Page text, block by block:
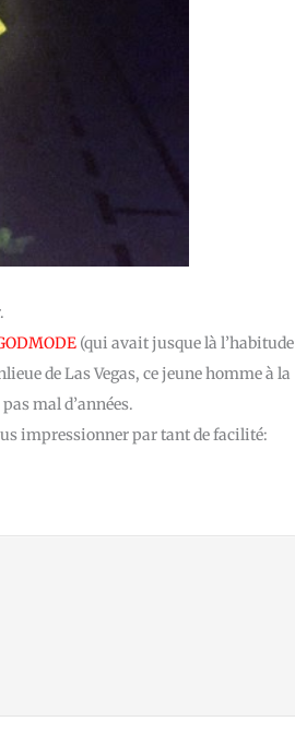
(qui avait jusque là l’habitude
de Las Vegas, ce jeune homme à la
mal d’années.
impressionner par tant de facilité: